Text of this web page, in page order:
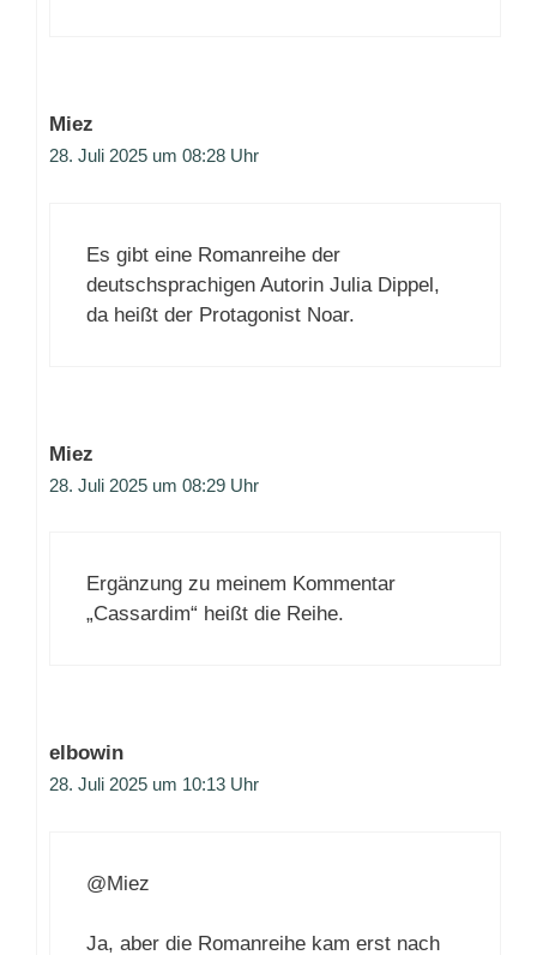
Miez
28. Juli 2025 um 08:28 Uhr
Es gibt eine Romanreihe der
deutschsprachigen Autorin Julia Dippel,
da heißt der Protagonist Noar.
Miez
28. Juli 2025 um 08:29 Uhr
Ergänzung zu meinem Kommentar
„Cassardim“ heißt die Reihe.
elbowin
28. Juli 2025 um 10:13 Uhr
@Miez
Ja, aber die Romanreihe kam erst nach